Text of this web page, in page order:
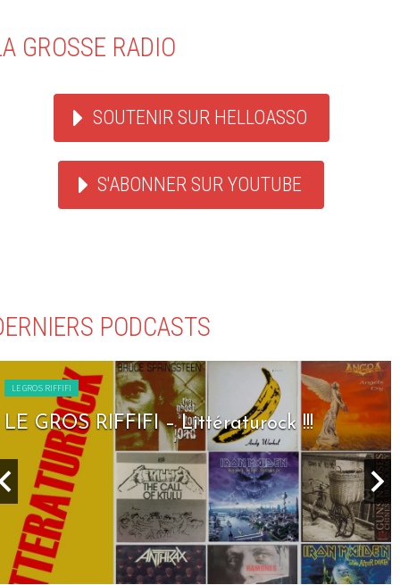
GROSSE RADIO
SOUTENIR SUR HELLOASSO
S'ABONNER SUR YOUTUBE
PODCASTS
LE GROS RIFFIFI
LE GROS RIFFIFI – Littératurock !!!